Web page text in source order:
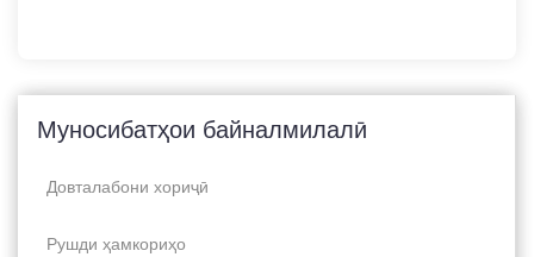
Муносибатҳои байналмилалӣ
Довталабони хориҷӣ
Рушди ҳамкориҳо